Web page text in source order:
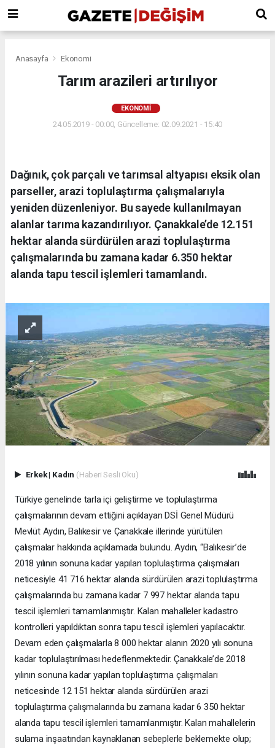
Anasayfa Ekonomi
Tarım arazileri artırılıyor
EKONOMI
24.05.2019 - 00:00, Güncelleme: 02.09.2021 - 15:40
​​​​​​​Dağınık, çok parçalı ve tarımsal altyapısı eksik olan
parseller, arazi toplulaştırma çalışmalarıyla
yeniden düzenleniyor. Bu sayede kullanılmayan
alanlar tarıma kazandırılıyor. Çanakkale’de 12.151
hektar alanda sürdürülen arazi toplulaştırma
çalışmalarında bu zamana kadar 6.350 hektar
alanda tapu tescil işlemleri tamamlandı.
Erkek| Kadın (Haberi Sesli Oku)
Türkiye genelinde tarla içi geliştirme ve toplulaştırma
çalışmalarının devam ettiğini açıklayan DSİ Genel Müdürü
Mevlüt Aydın, Balıkesir ve Çanakkale illerinde yürütülen
çalışmalar hakkında açıklamada bulundu. Aydın, “Balıkesir’de
2018 yılının sonuna kadar yapılan toplulaştırma çalışmaları
neticesiyle 41 716 hektar alanda sürdürülen arazi toplulaştırma
çalışmalarında bu zamana kadar 7 997 hektar alanda tapu
tescil işlemleri tamamlanmıştır. Kalan mahalleler kadastro
kontrolleri yapıldıktan sonra tapu tescil işlemleri yapılacaktır.
Devam eden çalışmalarla 8 000 hektar alanın 2020 yılı sonuna
kadar toplulaştırılması hedeflenmektedir. Çanakkale’de 2018
yılının sonuna kadar yapılan toplulaştırma çalışmaları
neticesinde 12 151 hektar alanda sürdürülen arazi
toplulaştırma çalışmalarında bu zamana kadar 6 350 hektar
alanda tapu tescil işlemleri tamamlanmıştır. Kalan mahallelerin
sulama inşaatından kaynaklanan sebeplerle beklemekte olup;